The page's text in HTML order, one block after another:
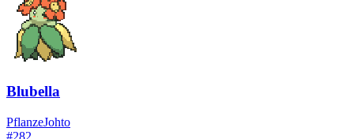
Blubella
PflanzeJohto